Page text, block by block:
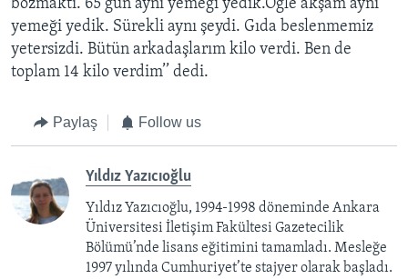
bozmaktı. 65 gün aynı yemeği yedik.Öğle akşam aynı
yemeği yedik. Sürekli aynı şeydi. Gıda beslenmemiz
yetersizdi. Bütün arkadaşlarım kilo verdi. Ben de
toplam 14 kilo verdim’’ dedi.
Paylaş Follow us
Yıldız Yazıcıoğlu
Yıldız Yazıcıoğlu, 1994-1998 döneminde Ankara
Üniversitesi İletişim Fakültesi Gazetecilik
Bölümü’nde lisans eğitimini tamamladı. Mesleğe
1997 yılında Cumhuriyet’te stajyer olarak başladı.